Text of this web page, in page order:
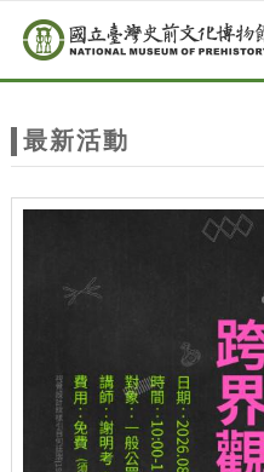
站
主
跳到主要內容
網站導覽
最新活動